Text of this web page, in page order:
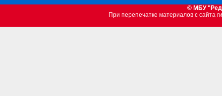
© МБУ
При перепечатке материалов c сайта